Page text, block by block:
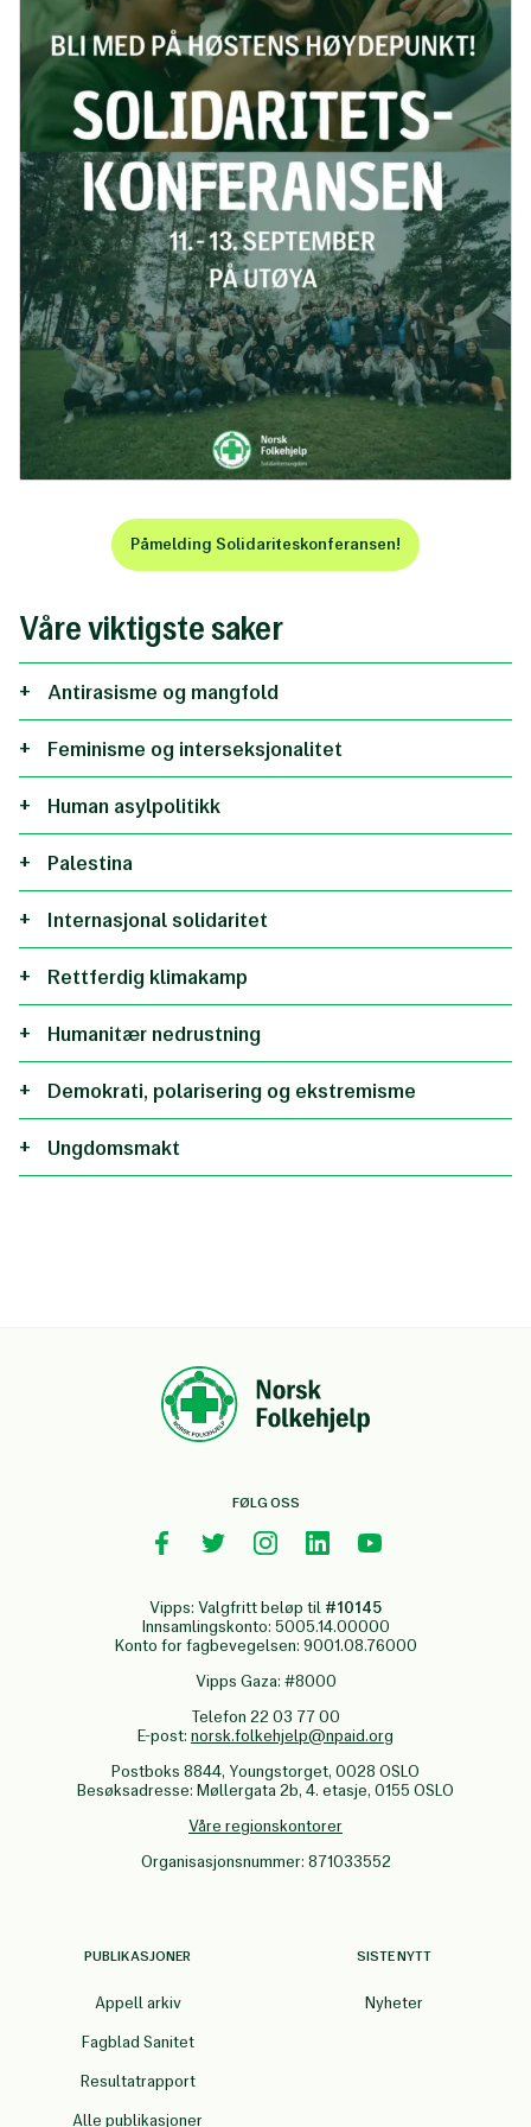
Påmelding Solidariteskonferansen!
Våre viktigste saker
Antirasisme og mangfold
Feminisme og interseksjonalitet
Human asylpolitikk
Palestina
Internasjonal solidaritet
Rettferdig klimakamp
Humanitær nedrustning
Demokrati, polarisering og ekstremisme
Ungdomsmakt
FØLG OSS
Vipps: Valgfritt beløp til #10145
Innsamlingskonto: 5005.14.00000
Konto for fagbevegelsen: 9001.08.76000
Vipps Gaza: #8000
Telefon 22 03 77 00
E-post: norsk.folkehjelp@npaid.org
Postboks 8844, Youngstorget, 0028 OSLO
Besøksadresse: Møllergata 2b, 4. etasje, 0155 OSLO
Våre regionskontorer
Organisasjonsnummer: 871033552
PUBLIKASJONER
Appell arkiv
Fagblad Sanitet
Resultatrapport
Alle publikasjoner
SISTE NYTT
Nyheter